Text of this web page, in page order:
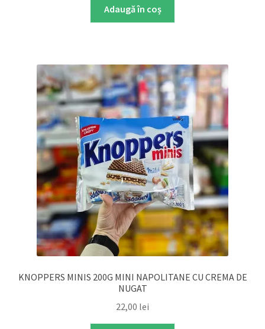
Adaugă în coș
KNOPPERS MINIS 200G MINI NAPOLITANE CU CREMA DE
NUGAT
22,00 lei